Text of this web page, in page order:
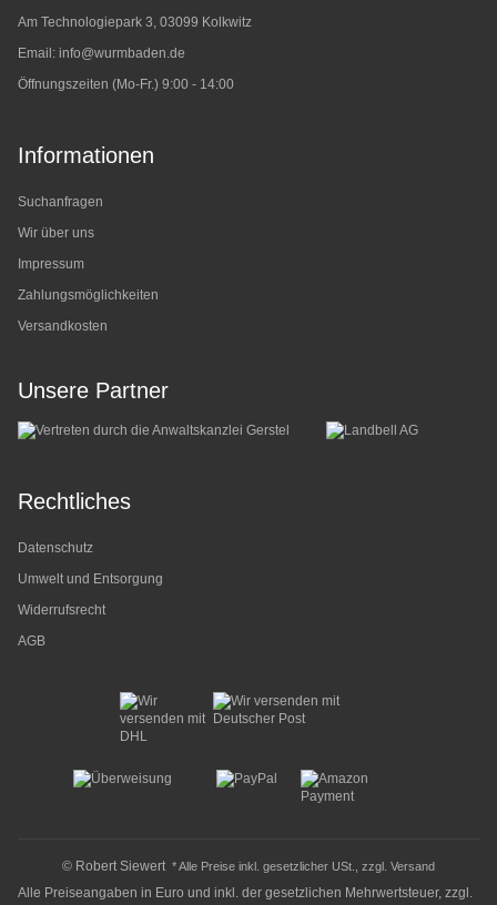
Am Technologiepark 3, 03099 Kolkwitz
Email: info@wurmbaden.de
Öffnungszeiten (Mo-Fr.) 9:00 - 14:00
Informationen
Suchanfragen
Wir über uns
Impressum
Zahlungsmöglichkeiten
Versandkosten
Unsere Partner
Rechtliches
Datenschutz
Umwelt und Entsorgung
Widerrufsrecht
AGB
© Robert Siewert* Alle Preise inkl. gesetzlicher USt., zzgl. Versand
Alle Preiseangaben in Euro und inkl. der gesetzlichen Mehrwertsteuer, zzgl.